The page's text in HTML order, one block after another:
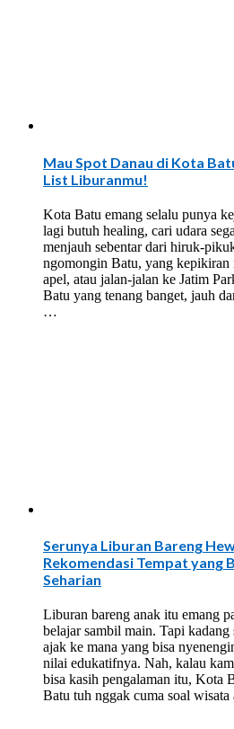
Mau Spot Danau di Kota
List Liburanmu!
Kota Batu emang selalu punya
lagi butuh healing, cari udara
menjauh sebentar dari hiruk-
ngomongin Batu, yang kepikiran
apel, atau jalan-jalan ke Jatim
Batu yang tenang banget, jauh
…
Serunya Liburan Bareng
Rekomendasi Tempat yang
Seharian
Liburan bareng anak itu emang
belajar sambil main. Tapi
ajak ke mana yang bisa
nilai edukatifnya. Nah, kalau
bisa kasih pengalaman itu, Kota
Batu tuh nggak cuma soal